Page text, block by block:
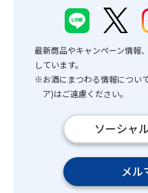
最新商品やキャンペーン情報
しています。
※お酒にまつわる情報につい
ア)はご遠慮ください。
ソーシャ
メル